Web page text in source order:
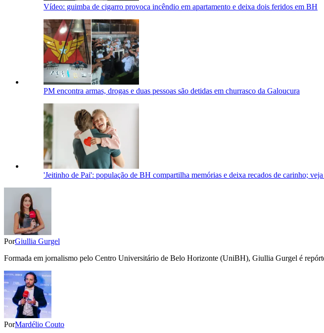
Vídeo: guimba de cigarro provoca incêndio em apartamento e deixa dois feridos em BH
PM encontra armas, drogas e duas pessoas são detidas em churrasco da Galoucura
'Jeitinho de Pai': população de BH compartilha memórias e deixa recados de carinho;
PorGiullia Gurgel
Formada em jornalismo pelo Centro Universitário de Belo Horizonte (UniBH), Giullia Gurgel é
PorMardélio Couto